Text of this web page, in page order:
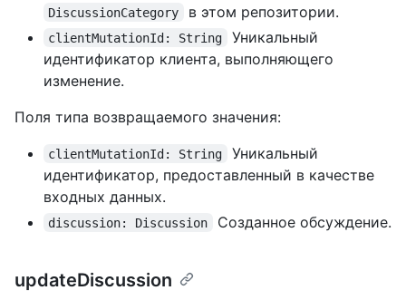
DiscussionCategory в этом репозитории.
clientMutationId: String
Уникальный
идентификатор клиента, выполняющего
изменение.
Поля типа возвращаемого значения:
clientMutationId: String
Уникальный
идентификатор, предоставленный в качестве
входных данных.
discussion: Discussion Созданное обсуждение.
updateDiscussion